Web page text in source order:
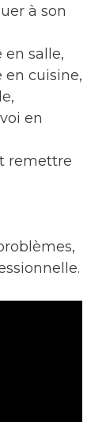
à son
salle,
en cuisine,
en
remettre